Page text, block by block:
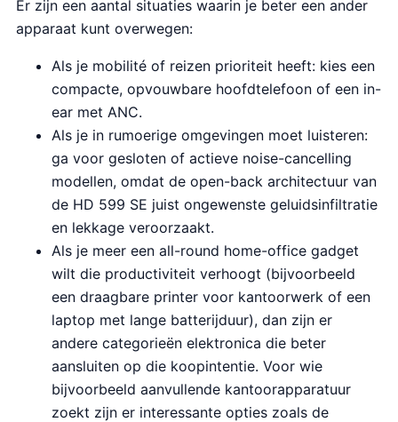
Er zijn een aantal situaties waarin je beter een ander
apparaat kunt overwegen:
Als je mobilité of reizen prioriteit heeft: kies een
compacte, opvouwbare hoofdtelefoon of een in-
ear met ANC.
Als je in rumoerige omgevingen moet luisteren:
ga voor gesloten of actieve noise-cancelling
modellen, omdat de open-back architectuur van
de HD 599 SE juist ongewenste geluidsinfiltratie
en lekkage veroorzaakt.
Als je meer een all-round home-office gadget
wilt die productiviteit verhoogt (bijvoorbeeld
een draagbare printer voor kantoorwerk of een
laptop met lange batterijduur), dan zijn er
andere categorieën elektronica die beter
aansluiten op die koopintentie. Voor wie
bijvoorbeeld aanvullende kantoorapparatuur
zoekt zijn er interessante opties zoals de